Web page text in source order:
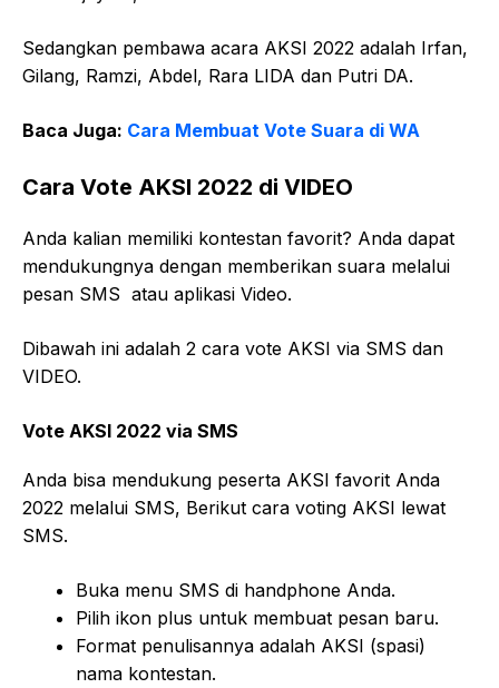
Sedangkan pembawa acara AKSI 2022 adalah Irfan,
Gilang, Ramzi, Abdel, Rara LIDA dan Putri DA.
Baca Juga: Cara Membuat Vote Suara di WA
Cara Vote AKSI 2022 di VIDEO
Anda kalian memiliki kontestan favorit? Anda dapat
mendukungnya dengan memberikan suara melalui
pesan SMS atau aplikasi Video.
Dibawah ini adalah 2 cara vote AKSI via SMS dan
VIDEO.
Vote AKSI 2022 via SMS
Anda bisa mendukung peserta AKSI favorit Anda
2022 melalui SMS, Berikut cara voting AKSI lewat
SMS.
Buka menu SMS di handphone Anda.
Pilih ikon plus untuk membuat pesan baru.
Format penulisannya adalah AKSI (spasi)
nama kontestan.